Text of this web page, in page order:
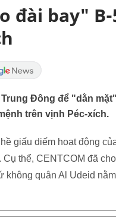
đài bay"
Đông để "dằn
trên vịnh Péc-xích.
giấu diếm hoạt động
thể, CENTCOM đã
quân Al Udeid